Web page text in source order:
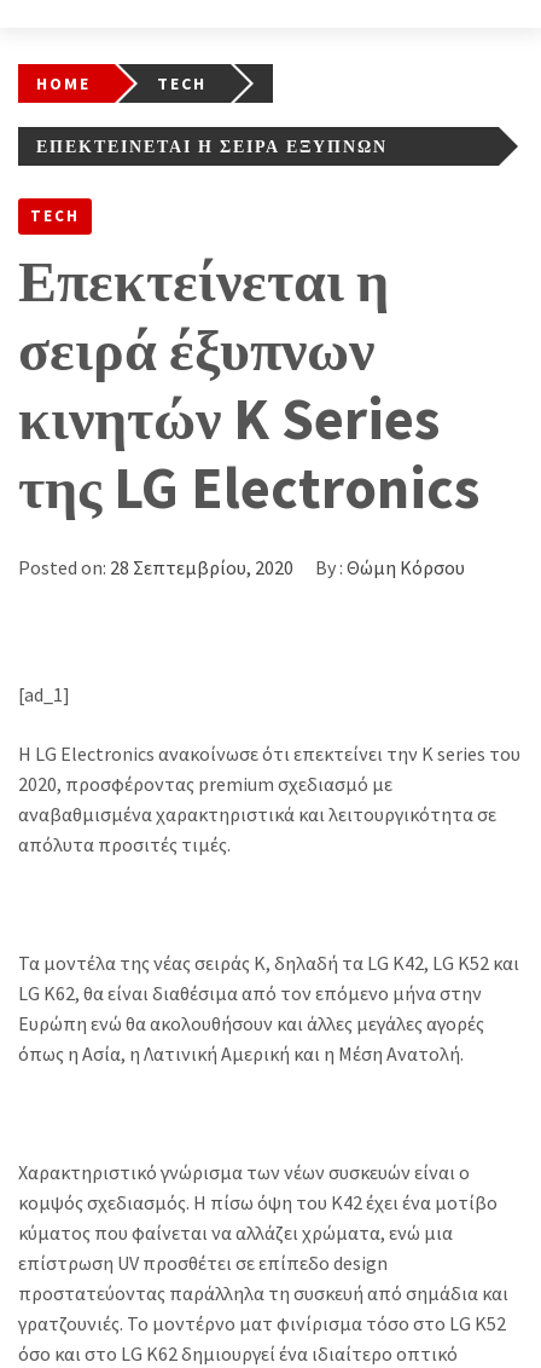
HOME TECH
ΕΠΕΚΤΕΊΝΕΤΑΙ Η ΣΕΙΡΆ ΈΞΥΠΝΩΝ
TECH
Επεκτείνεται η
σειρά έξυπνων
κινητών K Series
της LG Electronics
Posted on: 28 Σεπτεμβρίου, 2020 By : Θώμη Κόρσου
[ad_1]
Η LG Electronics ανακοίνωσε ότι επεκτείνει την K series του
2020, προσφέροντας premium σχεδιασμό με
αναβαθμισμένα χαρακτηριστικά και λειτουργικότητα σε
απόλυτα προσιτές τιμές.
Τα μοντέλα της νέας σειράς Κ, δηλαδή τα LG K42, LG K52 και
LG K62, θα είναι διαθέσιμα από τον επόμενο μήνα στην
Ευρώπη ενώ θα ακολουθήσουν και άλλες μεγάλες αγορές
όπως η Ασία, η Λατινική Αμερική και η Μέση Ανατολή.
Χαρακτηριστικό γνώρισμα των νέων συσκευών είναι ο
κομψός σχεδιασμός. Η πίσω όψη του K42 έχει ένα μοτίβο
κύματος που φαίνεται να αλλάζει χρώματα, ενώ μια
επίστρωση UV προσθέτει σε επίπεδο design
προστατεύοντας παράλληλα τη συσκευή από σημάδια και
γρατζουνιές. Το μοντέρνο ματ φινίρισμα τόσο στο LG K52
όσο και στο LG K62 δημιουργεί ένα ιδιαίτερο οπτικό